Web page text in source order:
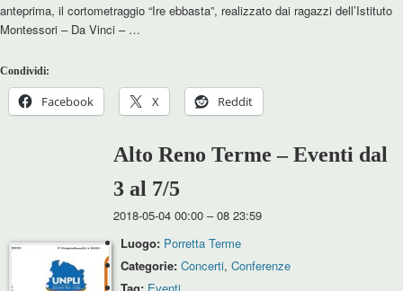
anteprima, il cortometraggio “Ire ebbasta”, realizzato dai ragazzi dell’Istituto
Montessori – Da Vinci – …
Condividi:
Facebook X Reddit
Alto Reno Terme – Eventi dal
3 al 7/5
2018-05-04 00:00 –08 23:59
Luogo: Porretta Terme
Categorie: Concerti, Conferenze